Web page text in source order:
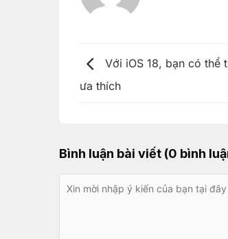
Với iOS 18, bạn có thể
ưa thích
Bình luận bài viết (0 bình